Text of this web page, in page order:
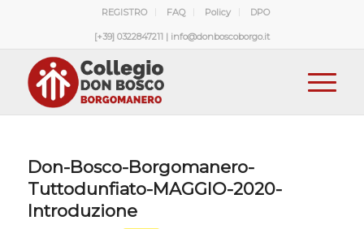
REGISTRO FAQ Policy DPO
[+39] 0322847211 | info@donboscoborgo.it
Don-Bosco-Borgomanero-
Tuttodunfiato-MAGGIO-2020-
Introduzione